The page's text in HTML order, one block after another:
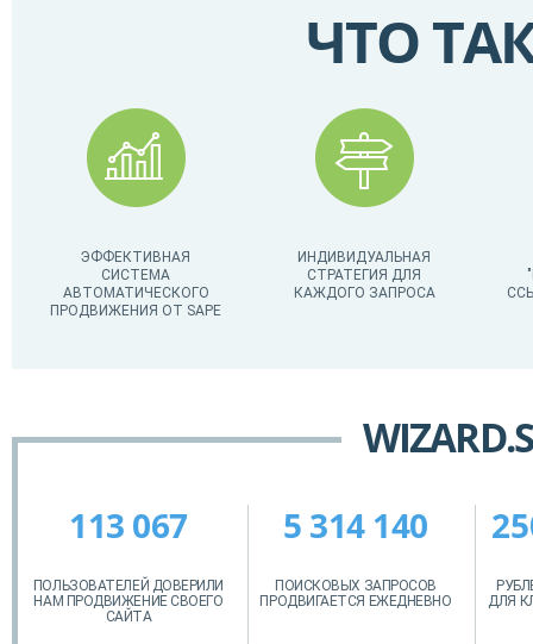
ЧТО
ЭФФЕКТИВНАЯ
СИСТЕМА
АВТОМАТИЧЕСКОГО
ПРОДВИЖЕНИЯ ОТ SAPE
ИНДИВИДУАЛЬНАЯ
СТРАТЕГИЯ ДЛЯ
КАЖДОГО ЗАПРОСА
113 067
ПОЛЬЗОВАТЕЛЕЙ ДОВЕРИЛИ
НАМ ПРОДВИЖЕНИЕ СВОЕГО
САЙТА
5 314 140
ПОИСКОВЫХ ЗАПРОСОВ
ПРОДВИГАЕТСЯ ЕЖЕДНЕВНО
ДЛЯ